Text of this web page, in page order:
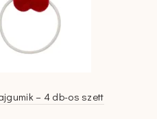
– 4 db-os szett